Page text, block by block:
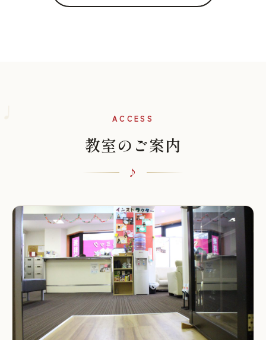
ACCESS
教室のご案内